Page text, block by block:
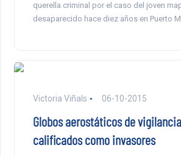
querella criminal por el caso del joven
desaparecido hace diez años en Puerto
Victoria Viñals 06-10-2015
Globos aerostáticos de
calificados como invasores